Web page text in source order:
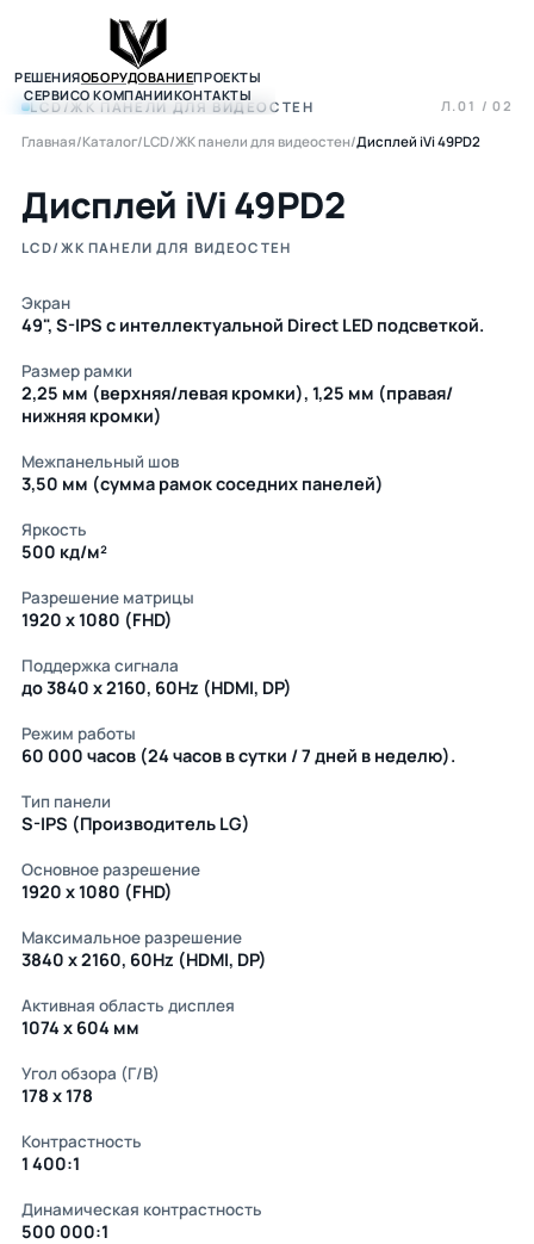
РЕШЕНИЯОБОРУДОВАНИЕПРОЕКТЫ
СЕРВИСО КОМПАНИИКОНТАКТЫ
LCD/ЖК ПАНЕЛИ ДЛЯ ВИДЕОСТЕН
Л.01 / 02
Главная/Каталог/LCD/ЖК панели для видеостен/Дисплей iVi 49PD2
Дисплей iVi 49PD2
LCD/ЖК ПАНЕЛИ ДЛЯ ВИДЕОСТЕН
Экран
49", S-IPS c интеллектуальной Direct LED подсветкой.
Размер рамки
2,25 мм (верхняя/левая кромки), 1,25 мм (правая/
нижняя кромки)
Межпанельный шов
3,50 мм (сумма рамок соседних панелей)
Яркость
500 кд/м²
Разрешение матрицы
1920 x 1080 (FHD)
Поддержка сигнала
до 3840 x 2160, 60Hz (HDMI, DP)
Режим работы
60 000 часов (24 часов в сутки / 7 дней в неделю).
Тип панели
S-IPS (Производитель LG)
Основное разрешение
1920 x 1080 (FHD)
Максимальное разрешение
3840 x 2160, 60Hz (HDMI, DP)
Активная область дисплея
1074 х 604 мм
Угол обзора (Г/В)
178 x 178
Контрастность
1 400:1
Динамическая контрастность
500 000:1